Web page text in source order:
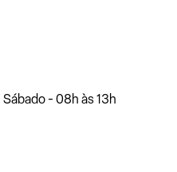
- 08h às 13h